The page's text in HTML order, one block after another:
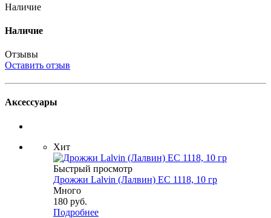
Наличие
Наличие
Отзывы
Оставить отзыв
Аксессуары
Хит
Быстрый просмотр
Дрожжи Lalvin (Лалвин) EC 1118, 10 гр
Много
180 руб.
Подробнее